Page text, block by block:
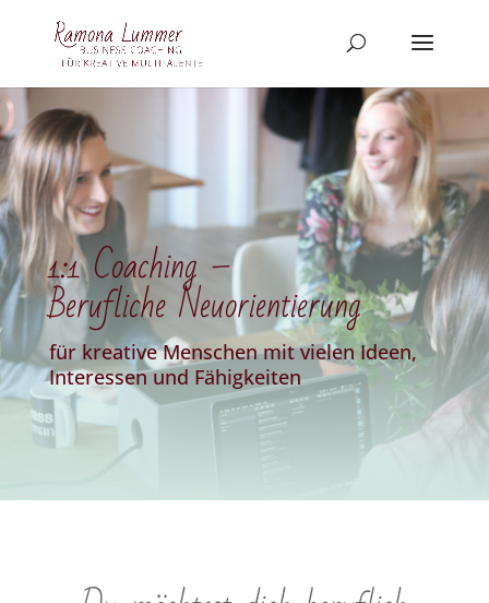
1:1 Coaching –
Berufliche Neuorientierung
für kreative Menschen mit vielen Ideen,
Interessen und Fähigkeiten